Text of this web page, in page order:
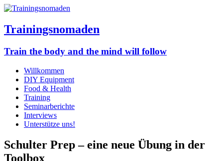
Trainingsnomaden
Train the body and the mind will follow
Willkommen
DIY Equipment
Food & Health
Training
Seminarberichte
Interviews
Unterstütze uns!
Schulter Prep – eine neue Übung in der
Toolbox